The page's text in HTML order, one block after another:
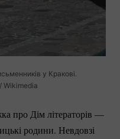
у Кракові.
Wikimedia
про Дім літераторів —
родини. Невдовзі